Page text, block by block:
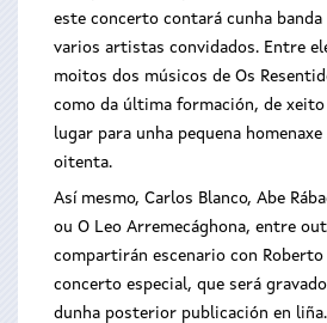
este concerto contará cunha
varios artistas convidados. Entre
moitos dos músicos de Os
como da última formación, de xeito
lugar para unha pequena
oitenta.
Así mesmo, Carlos Blanco, Abe
ou O Leo Arremecághona, entre
compartirán escenario con Roberto
concerto especial, que será
dunha posterior publicación en liña.